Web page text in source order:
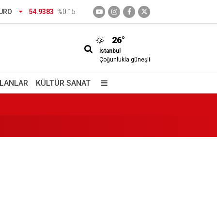
54.9383 %0.15
26°
İstanbul
Çoğunlukla güneşli
KÜLTÜR SANAT
Mehmet Ziya Gökalp kimdir?